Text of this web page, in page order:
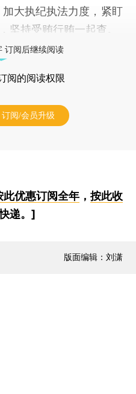
大执纪执法力度，紧盯
坚持受贿行贿一起查。
订阅后继续阅读
阅的阅读权限
订阅/会员升级
此优惠订阅全年， 按此收
递。]
版面编辑：刘潇